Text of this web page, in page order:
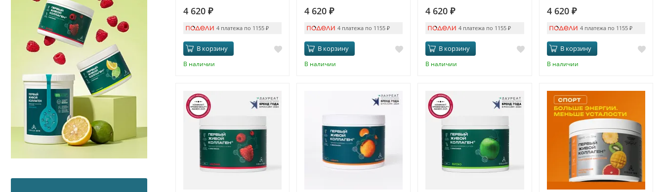
4 620 ₽
4 платежа по 1155₽
В корзину
В наличии
4 620 ₽
4 платежа по 1155₽
В корзину
В наличии
4 620₽
4 платежа по 1155 ₽
В корзину
В наличии
4 620 ₽
4 платежа по 1155₽
В корзину
В наличии